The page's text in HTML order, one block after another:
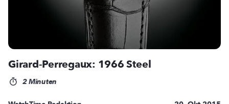
Girard-Perregaux: 1966 Steel
2 Minuten